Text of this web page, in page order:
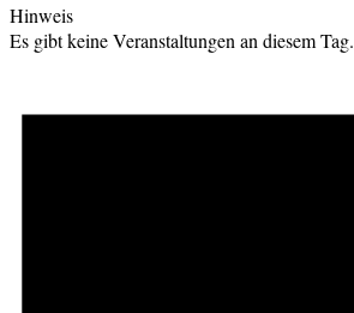
Hinweis
Es gibt keine Veranstaltungen an diesem Tag.